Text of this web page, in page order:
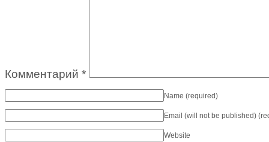
Комментарий *
Name (required)
Email (will not be published)
Website